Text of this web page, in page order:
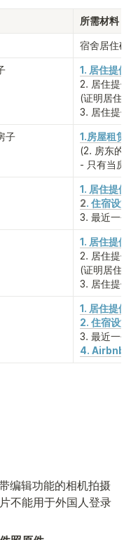
所需材料
宿舍居住确
1. 居住提供
2. 居住提供
(证明居住提
3. 居住提供
子
1.房屋租赁
(2. 房东的
- 只有当房
1. 居住提供
2. 住宿设施
3. 最近一个
1. 居住提供
2. 居住提供
(证明居住提
3. 居住提供
1. 居住提供
2. 住宿设施
3. 最近一个
4. Airbnb
编辑功能的相机拍摄
不能用于外国人登录